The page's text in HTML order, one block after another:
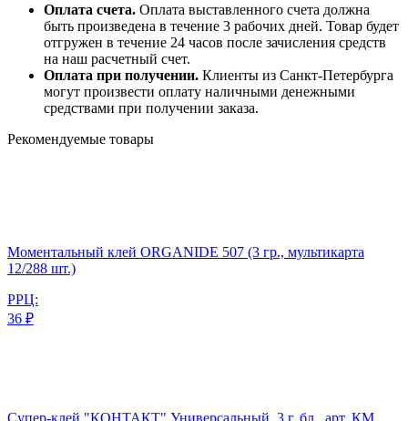
Оплата счета. Оплата выставленного счета должна
быть произведена в течение 3 рабочих дней. Товар будет
отгружен в течение 24 часов после зачисления средств
на наш расчетный счет.
Оплата при получении. Клиенты из Санкт-Петербурга
могут произвести оплату наличными денежными
средствами при получении заказа.
Рекомендуемые товары
Моментальный клей ORGANIDE 507 (3 гр., мультикарта
12/288 шт.)
РРЦ:
36 ₽
Супер-клей "КОНТАКТ" Универсальный, 3 г, бл., арт. КМ